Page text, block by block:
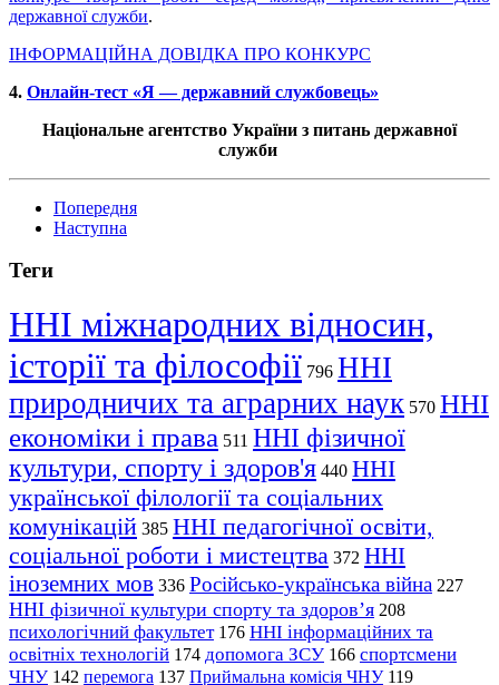
державної служби.
ІНФОРМАЦІЙНА ДОВІДКА ПРО КОНКУРС
4. Онлайн-тест «Я — державний службовець»
Національне агентство України з питань державної
служби
Попередня
Наступна
Теги
ННІ міжнародних відносин,
історії та філософії 796 ННІ
природничих та аграрних наук 570 ННІ
економіки і права 511 ННІ фізичної
культури, спорту і здоров'я 440 ННІ
української філології та соціальних
комунікацій 385 ННІ педагогічної освіти,
соціальної роботи і мистецтва 372 ННІ
іноземних мов 336 Російсько-українська війна 227
ННІ фізичної культури спорту та здоров’я 208
психологічний факультет 176 ННІ інформаційних та
освітніх технологій 174 допомога ЗСУ 166 спортсмени
ЧНУ 142 перемога 137 Приймальна комісія ЧНУ 119